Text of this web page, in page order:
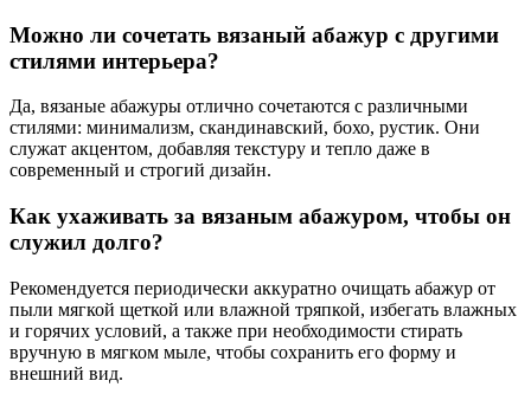
Можно ли сочетать вязаный абажур с другими
стилями интерьера?
Да, вязаные абажуры отлично сочетаются с различными
стилями: минимализм, скандинавский, бохо, рустик. Они
служат акцентом, добавляя текстуру и тепло даже в
современный и строгий дизайн.
Как ухаживать за вязаным абажуром, чтобы он
служил долго?
Рекомендуется периодически аккуратно очищать абажур от
пыли мягкой щеткой или влажной тряпкой, избегать влажных
и горячих условий, а также при необходимости стирать
вручную в мягком мыле, чтобы сохранить его форму и
внешний вид.